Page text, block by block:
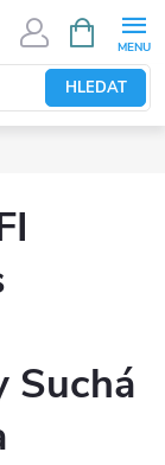
HLEDAT
NÁKUPNÍ
KOŠÍK
Suchá